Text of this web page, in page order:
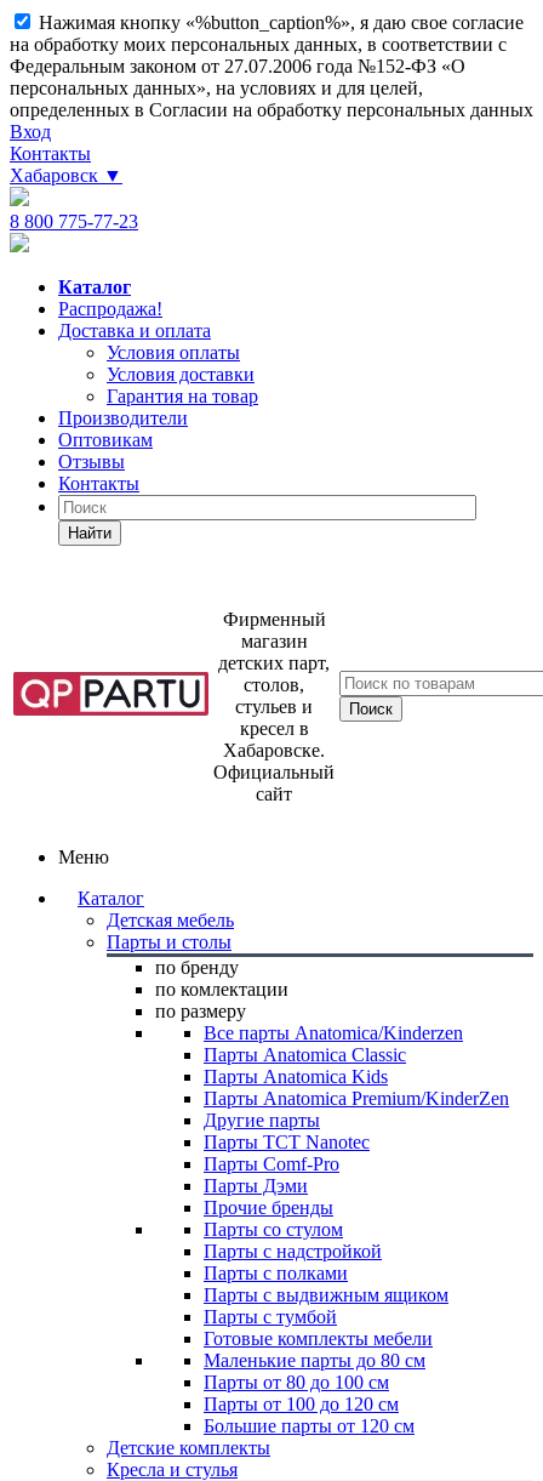
Нажимая кнопку «%button_caption%», я даю свое согласие
на обработку моих персональных данных, в соответствии с
Федеральным законом от 27.07.2006 года №152-ФЗ «О
персональных данных», на условиях и для целей,
определенных в Согласии на обработку персональных данных
Вход
Контакты
Хабаровск ▼
8 800 775-77-23
Каталог
Распродажа!
Доставка и оплата
Условия оплаты
Условия доставки
Гарантия на товар
Производители
Оптовикам
Отзывы
Контакты
Найти
Фирменный
магазин
детских парт,
столов,
стульев и
кресел в
Хабаровске.
Официальный
сайт
Меню
Каталог
Детская мебель
Парты и столы
по бренду
по комлектации
по размеру
Все парты Anatomica/Kinderzen
Парты Anatomica Classic
Парты Anatomica Kids
Парты Anatomica Premium/KinderZen
Другие парты
Парты TCT Nanotec
Парты Comf-Pro
Парты Дэми
Прочие бренды
Парты со стулом
Парты с надстройкой
Парты с полками
Парты с выдвижным ящиком
Парты с тумбой
Готовые комплекты мебели
Маленькие парты до 80 см
Парты от 80 до 100 см
Парты от 100 до 120 см
Большие парты от 120 см
Детские комплекты
Кресла и стулья